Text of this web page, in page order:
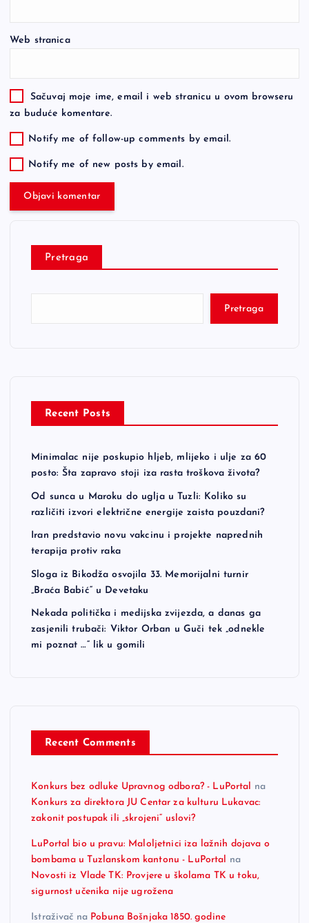
Web stranica
Sačuvaj moje ime, email i web stranicu u ovom browseru
za buduće komentare.
Notify me of follow-up comments by email.
Notify me of new posts by email.
Pretraga
Pretraga
Recent Posts
Minimalac nije poskupio hljeb, mlijeko i ulje za 60
posto: Šta zapravo stoji iza rasta troškova života?
Od sunca u Maroku do uglja u Tuzli: Koliko su
različiti izvori električne energije zaista pouzdani?
Iran predstavio novu vakcinu i projekte naprednih
terapija protiv raka
Sloga iz Bikodža osvojila 33. Memorijalni turnir
„Braća Babić“ u Devetaku
Nekada politička i medijska zvijezda, a danas ga
zasjenili trubači: Viktor Orban u Guči tek „odnekle
mi poznat …“ lik u gomili
Recent Comments
Konkurs bez odluke Upravnog odbora? - LuPortal na
Konkurs za direktora JU Centar za kulturu Lukavac:
zakonit postupak ili „skrojeni“ uslovi?
LuPortal bio u pravu: Maloljetnici iza lažnih dojava o
bombama u Tuzlanskom kantonu - LuPortal na
Novosti iz Vlade TK: Provjere u školama TK u toku,
sigurnost učenika nije ugrožena
Istraživač na Pobuna Bošnjaka 1850. godine